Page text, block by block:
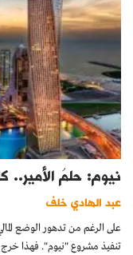
نيوم: حلمُ الأمير..
عبد الهادي خلف
على الرغم من تدهور الوضع
تنفيذ مشروع "نيوم". فهذا